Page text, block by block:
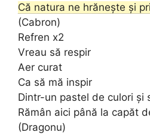
Că natura ne hrănește și
(Cabron)
Refren x2
Vreau să respir
Aer curat
Ca să mă inspir
Dintr-un pastel de culori și
Rămân aici până la capăt
(Dragonu)